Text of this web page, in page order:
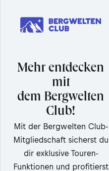
Mehr entdecken
mit
dem Bergwelten
Club!
Mit der Bergwelten Club-
Mitgliedschaft sicherst du
dir exklusive Touren-
Funktionen und profitierst